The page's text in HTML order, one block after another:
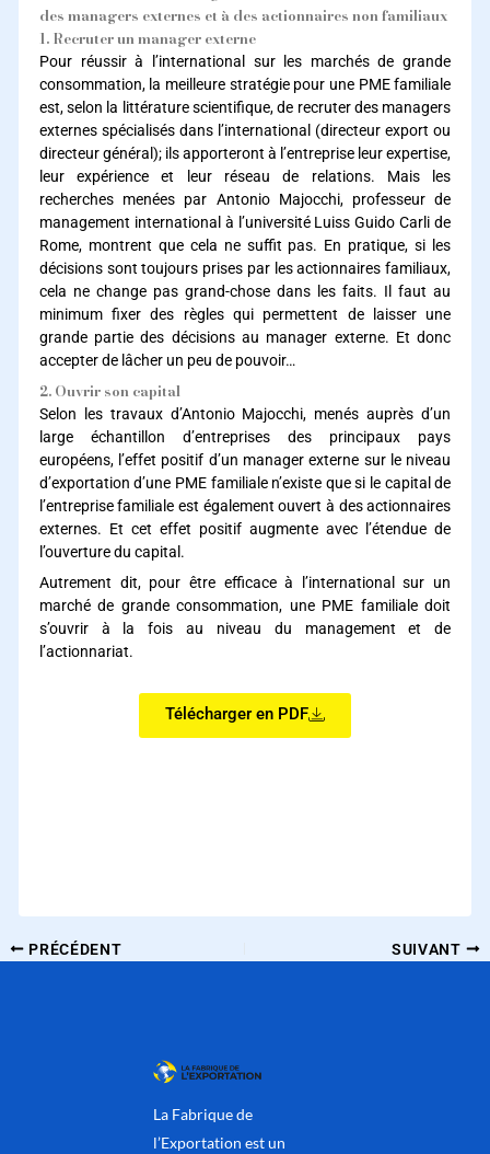
des managers externes et à des actionnaires non familiaux
1. Recruter un manager externe
Pour réussir à l’international sur les marchés de grande
consommation, la meilleure stratégie pour une PME familiale
est, selon la littérature scientifique, de recruter des managers
externes spécialisés dans l’international (directeur export ou
directeur général); ils apporteront à l’entreprise leur expertise,
leur expérience et leur réseau de relations. Mais les
recherches menées par Antonio Majocchi, professeur de
management international à l’université Luiss Guido Carli de
Rome, montrent que cela ne suffit pas. En pratique, si les
décisions sont toujours prises par les actionnaires familiaux,
cela ne change pas grand-chose dans les faits. Il faut au
minimum fixer des règles qui permettent de laisser une
grande partie des décisions au manager externe. Et donc
accepter de lâcher un peu de pouvoir…
2. Ouvrir son capital
Selon les travaux d’Antonio Majocchi, menés auprès d’un
large échantillon d’entreprises des principaux pays
européens, l’effet positif d’un manager externe sur le niveau
d’exportation d’une PME familiale n’existe que si le capital de
l’entreprise familiale est également ouvert à des actionnaires
externes. Et cet effet positif augmente avec l’étendue de
l’ouverture du capital.
Autrement dit, pour être efficace à l’international sur un
marché de grande consommation, une PME familiale doit
s’ouvrir à la fois au niveau du management et de
l’actionnariat.
Télécharger en PDF
PRÉCÉDENT SUIVANT
La Fabrique de
l’Exportation est un